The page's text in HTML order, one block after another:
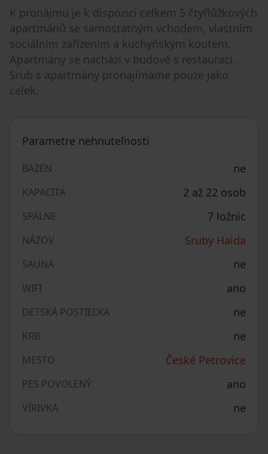
K pronájmu je k dispozici celkem 5 čtyřlůžkových
apartmánů se samostatným vchodem, vlastním
sociálním zařízením a kuchyňským koutem.
Apartmány se nachází v budově s restaurací.
Srub s apartmány pronajímáme pouze jako
celek.
Parametre nehnuteľnosti
BAZÉN ne
KAPACITA 2 až 22 osob
SPÁLNE 7 ložnic
NÁZOV Sruby Haida
SAUNA ne
WIFI ano
DETSKÁ POSTIEĽKA ne
KRB ne
MESTO České Petrovice
PES POVOLENÝ ano
VÍRIVKA ne